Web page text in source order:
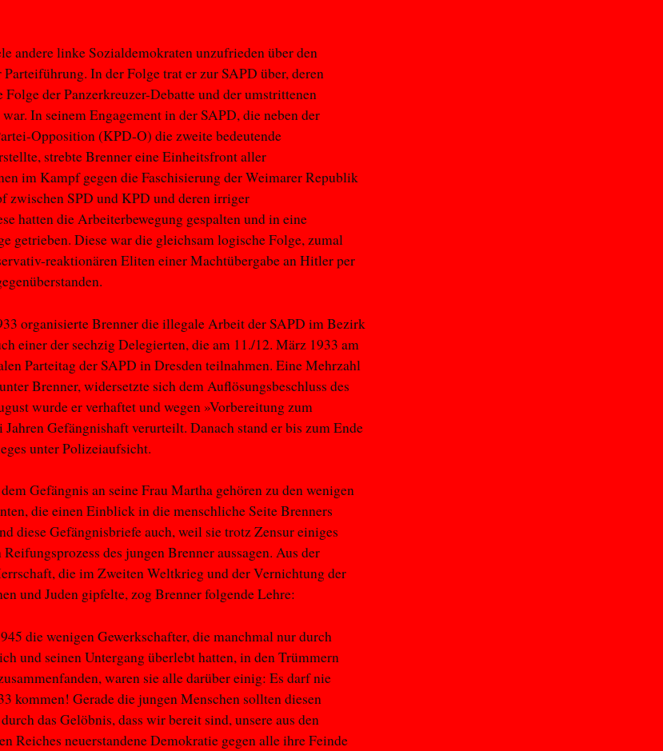
andere linke Sozialdemokraten unzufrieden über den
In der Folge trat er zur SAPD über, deren
der Panzerkreuzer-Debatte und der umstrittenen
In seinem Engagement in der SAPD, die neben der
Opposition (KPD-O) die zweite bedeutende
strebte Brenner eine Einheitsfront aller
im Kampf gegen die Faschisierung der Weimarer Republik
zwischen SPD und KPD und deren irriger
hatten die Arbeiterbewegung gespalten und in eine
getrieben. Diese war die gleichsam logische Folge, zumal
reaktionären Eliten einer Machtübergabe an Hitler per
organisierte Brenner die illegale Arbeit der SAPD im Bezirk
einer der sechzig Delegierten, die am 11./12. März 1933 am
Parteitag der SAPD in Dresden teilnahmen. Eine Mehrzahl
Brenner, widersetzte sich dem Auflösungsbeschluss des
wurde er verhaftet und wegen »Vorbereitung zum
Gefängnishaft verurteilt. Danach stand er bis zum Ende
unter Polizeiaufsicht.
Gefängnis an seine Frau Martha gehören zu den wenigen
die einen Einblick in die menschliche Seite Brenners
diese Gefängnisbriefe auch, weil sie trotz Zensur einiges
des jungen Brenner aussagen. Aus der
die im Zweiten Weltkrieg und der Vernichtung der
und Juden gipfelte, zog Brenner folgende Lehre:
die wenigen Gewerkschafter, die manchmal nur durch
und seinen Untergang überlebt hatten, in den Trümmern
waren sie alle darüber einig: Es darf nie
kommen! Gerade die jungen Menschen sollten diesen
das Gelöbnis, dass wir bereit sind, unsere aus den
Reiches neuerstandene Demokratie gegen alle ihre Feinde